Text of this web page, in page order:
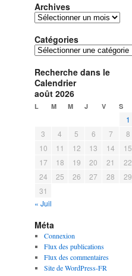
Archives
Archives
Catégories
Catégories
Recherche dans le
Calendrier
août 2026
L M M J V S
1
3
4 5 6 7 8
10
11 12 13 14 15
17
18 19 20 21 22
24
25 26 27 28 29
31
« Juil
Méta
Connexion
Flux des publications
Flux des commentaires
Site de WordPress-FR